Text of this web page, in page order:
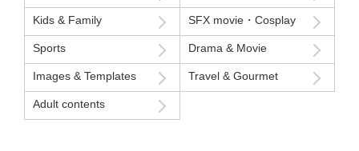
Kids & Family SFX movie・Cosplay
Sports Drama & Movie
Images & Templates Travel & Gourmet
Adult contents